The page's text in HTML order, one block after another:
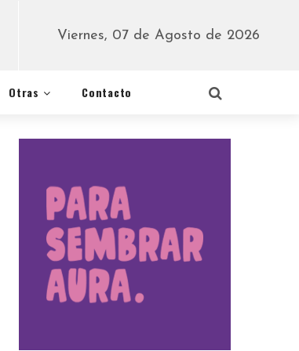
Viernes, 07 de Agosto de 2026
Otras Contacto